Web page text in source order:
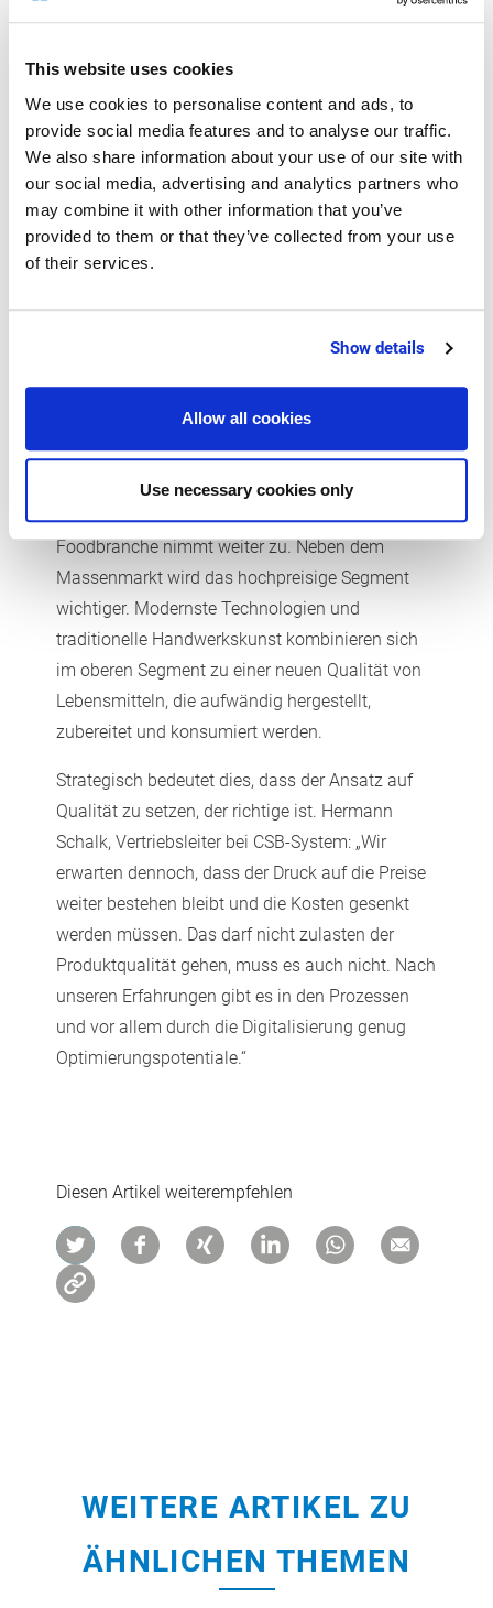
This website uses cookies
We use cookies to personalise content and ads, to
provide social media features and to analyse our traffic.
We also share information about your use of our site with
our social media, advertising and analytics partners who
may combine it with other information that you’ve
provided to them or that they’ve collected from your use
of their services.
Show details
Allow all cookies
Use necessary cookies only
die vorherrschenden Sicherheitsbedenken und
Branche erwarten daher die meisten Entscheider
in Zukunft nicht. Nur 20 Prozent der Befragten
war der Meinung, dass die
Lebensmittelproduktion in 30 Jahren durch das
Internet of Things, Robotik und künstliche
Intelligenz weitgehend vollautomatisiert sein
wird.
wichtiger für den Erfolg
Am wahrscheinlichsten war für die Entscheider
folgendes Szenario: Die Bedeutung von
Wertigkeit und Nachhaltigkeit in der
Foodbranche nimmt weiter zu. Neben dem
Massenmarkt wird das hochpreisige Segment
wichtiger. Modernste Technologien und
traditionelle Handwerkskunst kombinieren sich
im oberen Segment zu einer neuen Qualität von
Lebensmitteln, die aufwändig hergestellt,
zubereitet und konsumiert werden.
Strategisch bedeutet dies, dass der Ansatz auf
Qualität zu setzen, der richtige ist. Hermann
Schalk, Vertriebsleiter bei CSB-System: „Wir
erwarten dennoch, dass der Druck auf die Preise
weiter bestehen bleibt und die Kosten gesenkt
werden müssen. Das darf nicht zulasten der
Produktqualität gehen, muss es auch nicht. Nach
unseren Erfahrungen gibt es in den Prozessen
und vor allem durch die Digitalisierung genug
Optimierungspotentiale.“
Diesen Artikel weiterempfehlen
WEITERE ARTIKEL ZU
ÄHNLICHEN THEMEN